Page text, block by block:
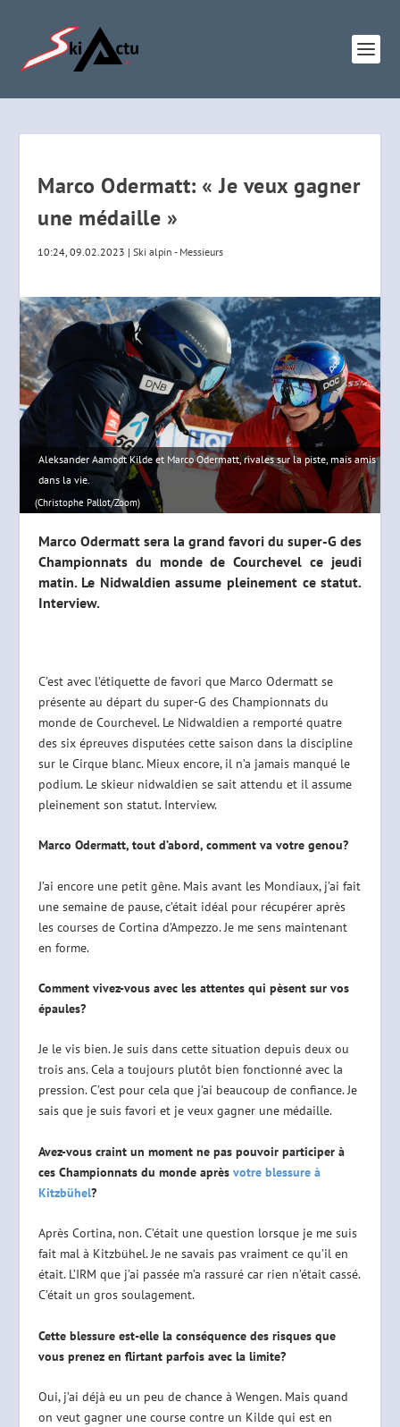
Marco Odermatt: « Je veux gagner
une médaille »
10:24, 09.02.2023 |Ski alpin - Messieurs
Aleksander Aamodt Kilde et Marco Odermatt, rivales sur la piste, mais amis
dans la vie.
(Christophe Pallot/Zoom)
Marco Odermatt sera la grand favori du super-G des
Championnats du monde de Courchevel ce jeudi
matin. Le Nidwaldien assume pleinement ce statut.
Interview.
C’est avec l’étiquette de favori que Marco Odermatt se
présente au départ du super-G des Championnats du
monde de Courchevel. Le Nidwaldien a remporté quatre
des six épreuves disputées cette saison dans la discipline
sur le Cirque blanc. Mieux encore, il n’a jamais manqué le
podium. Le skieur nidwaldien se sait attendu et il assume
pleinement son statut. Interview.
Marco Odermatt, tout d’abord, comment va votre genou?
J’ai encore une petit gêne. Mais avant les Mondiaux, j’ai fait
une semaine de pause, c’était idéal pour récupérer après
les courses de Cortina d’Ampezzo. Je me sens maintenant
en forme.
Comment vivez-vous avec les attentes qui pèsent sur vos
épaules?
Je le vis bien. Je suis dans cette situation depuis deux ou
trois ans. Cela a toujours plutôt bien fonctionné avec la
pression. C’est pour cela que j’ai beaucoup de confiance. Je
sais que je suis favori et je veux gagner une médaille.
Avez-vous craint un moment ne pas pouvoir participer à
ces Championnats du monde après votre blessure à
Kitzbühel?
Après Cortina, non. C’était une question lorsque je me suis
fait mal à Kitzbühel. Je ne savais pas vraiment ce qu’il en
était. L’IRM que j’ai passée m’a rassuré car rien n’était cassé.
C’était un gros soulagement.
Cette blessure est-elle la conséquence des risques que
vous prenez en flirtant parfois avec la limite?
Oui, j’ai déjà eu un peu de chance à Wengen. Mais quand
on veut gagner une course contre un Kilde qui est en